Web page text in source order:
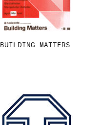
BUILDING MATTERS